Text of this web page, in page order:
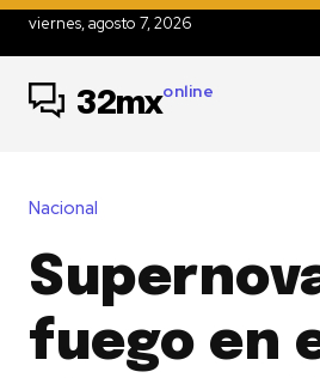
viernes, agosto 7, 2026
32mxonline
Nacional
fuego en